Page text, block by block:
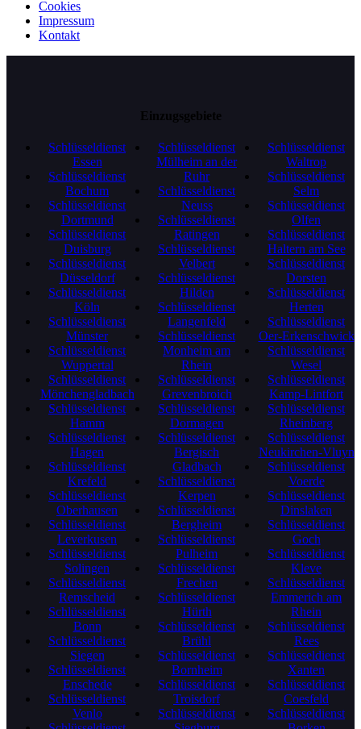
Cookies
Impressum
Kontakt
Einzugsgebiete
Schlüsseldienst
Essen
Schlüsseldienst
Bochum
Schlüsseldienst
Dortmund
Schlüsseldienst
Duisburg
Schlüsseldienst
Düsseldorf
Schlüsseldienst
Köln
Schlüsseldienst
Münster
Schlüsseldienst
Wuppertal
Schlüsseldienst
Mönchengladbach
Schlüsseldienst
Hamm
Schlüsseldienst
Hagen
Schlüsseldienst
Krefeld
Schlüsseldienst
Oberhausen
Schlüsseldienst
Leverkusen
Schlüsseldienst
Solingen
Schlüsseldienst
Remscheid
Schlüsseldienst
Bonn
Schlüsseldienst
Siegen
Schlüsseldienst
Enschede
Schlüsseldienst
Venlo
Schlüsseldienst
Mülheim an der
Ruhr
Schlüsseldienst
Neuss
Schlüsseldienst
Ratingen
Schlüsseldienst
Velbert
Schlüsseldienst
Hilden
Schlüsseldienst
Langenfeld
Schlüsseldienst
Monheim am
Rhein
Schlüsseldienst
Grevenbroich
Schlüsseldienst
Dormagen
Schlüsseldienst
Bergisch
Gladbach
Schlüsseldienst
Kerpen
Schlüsseldienst
Bergheim
Schlüsseldienst
Pulheim
Schlüsseldienst
Frechen
Schlüsseldienst
Hürth
Schlüsseldienst
Brühl
Schlüsseldienst
Bornheim
Schlüsseldienst
Troisdorf
Schlüsseldienst
Schlüsseldienst
Waltrop
Schlüsseldienst
Selm
Schlüsseldienst
Olfen
Schlüsseldienst
Haltern am See
Schlüsseldienst
Dorsten
Schlüsseldienst
Herten
Schlüsseldienst
Oer-Erkenschwick
Schlüsseldienst
Wesel
Schlüsseldienst
Kamp-Lintfort
Schlüsseldienst
Rheinberg
Schlüsseldienst
Neukirchen-Vluyn
Schlüsseldienst
Voerde
Schlüsseldienst
Dinslaken
Schlüsseldienst
Goch
Schlüsseldienst
Kleve
Schlüsseldienst
Emmerich am
Rhein
Schlüsseldienst
Rees
Schlüsseldienst
Xanten
Schlüsseldienst
Coesfeld
Schlüsseldienst